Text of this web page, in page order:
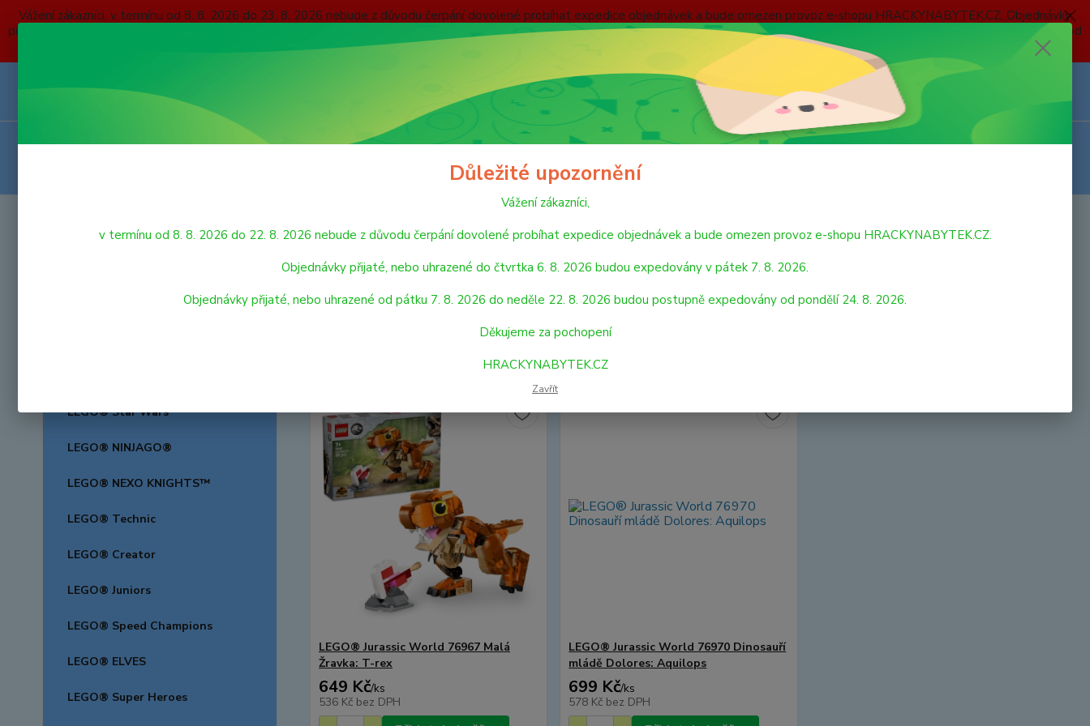
Vážení zákazníci, v termínu od 8. 8. 2026 do 23. 8. 2026 nebude z důvodu čerpání dovolené probíhat expedice objednávek a bude omezen provoz e-shopu HRACKYNABYTEK.CZ. Objednávky
přijaté, nebo uhrazené do čtvrtka 6. 8. 2026 budou expedovány v pátek 7. 8. 2026. Objednávky přijaté, nebo uhrazené od pátku 7. 8. 2026 do neděle 23. 8. 2026 budou postupně expedovány od
pondělí 24. 8. 2026. Děkujeme za pochopení HRACKYNABYTEK.CZ
ZÁSADY OCHRANY OSOBNÍCH ÚDAJŮ
REKLAMAČNÍ ŘÁD
LEGO® Star Wars™
LEGO® NINJAGO®
LEGO® NEXO KNIGHTS™
LEGO® Technic
LEGO® Creator
LEGO® Juniors
LEGO® Speed Champions
LEGO® ELVES
LEGO® Super Heroes
LEGO® Jurassic World
LEGO® Jurassic World 76967 Malá
Žravka: T-rex
649 Kč/ks
536 Kč bez DPH
LEGO® Jurassic World 76970 Dinosauří
mládě Dolores: Aquilops
699 Kč/ks
578 Kč bez DPH
Důležité upozornění
Vážení zákazníci,
v termínu od 8. 8. 2026 do 22. 8. 2026 nebude z důvodu čerpání dovolené probíhat expedice objednávek a bude omezen provoz e-shopu HRACKYNABYTEK.CZ.
Objednávky přijaté, nebo uhrazené do čtvrtka 6. 8. 2026 budou expedovány v pátek 7. 8. 2026.
Objednávky přijaté, nebo uhrazené od pátku 7. 8. 2026 do neděle 22. 8. 2026 budou postupně expedovány od pondělí 24. 8. 2026.
Děkujeme za pochopení
HRACKYNABYTEK.CZ
Zavřít